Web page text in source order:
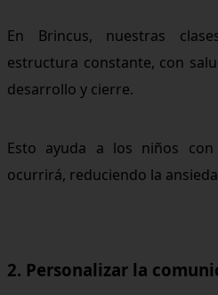
En Brincus, nuestras
estructura constante, con
desarrollo y cierre.
Esto ayuda a los niños
ocurrirá, reduciendo la
2. Personalizar la